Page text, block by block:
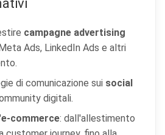
campagne advertising
Ads, LinkedIn Ads e altri
di comunicazione sui social
digitali.
e-commerce: dall'allestimento